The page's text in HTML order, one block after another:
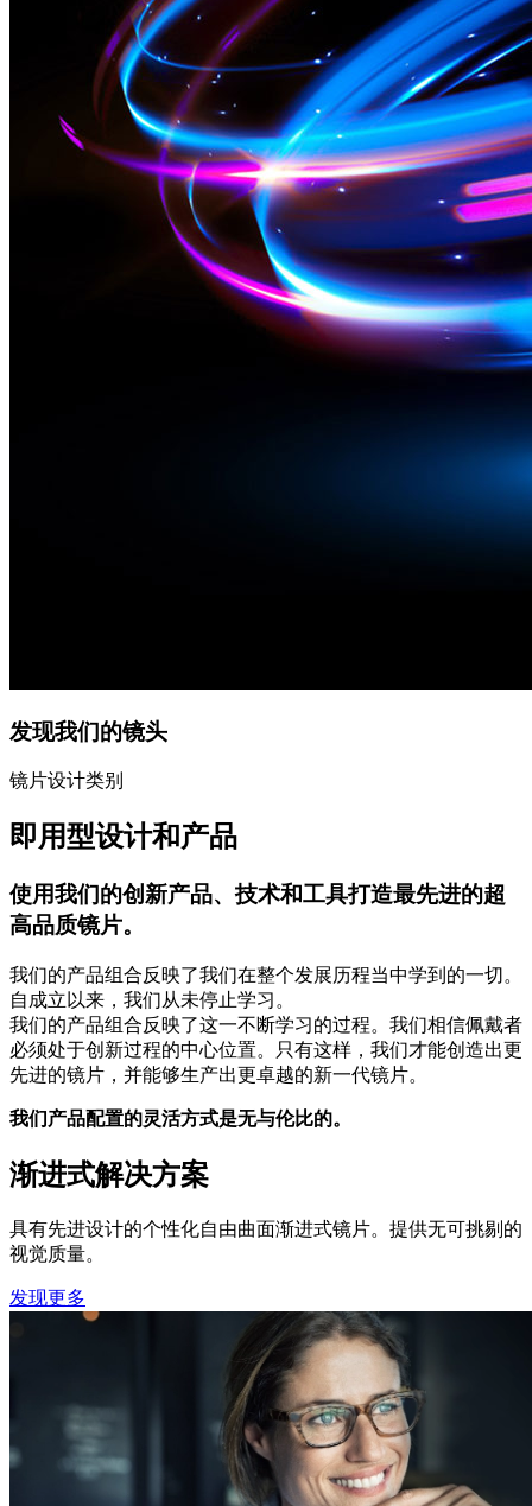
发现我们的镜头
镜片设计类别
即用型设计和产品
使用我们的创新产品、技术和工具打造最先进的超
高品质镜片。
我们的产品组合反映了我们在整个发展历程当中学到的一切。
自成立以来，我们从未停止学习。
我们的产品组合反映了这一不断学习的过程。我们相信佩戴者
必须处于创新过程的中心位置。只有这样，我们才能创造出更
先进的镜片，并能够生产出更卓越的新一代镜片。
我们产品配置的灵活方式是无与伦比的。
渐进式解决方案
具有先进设计的个性化自由曲面渐进式镜片。提供无可挑剔的
视觉质量。
发现更多